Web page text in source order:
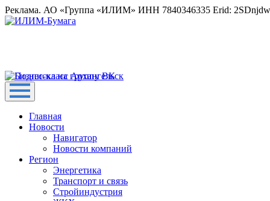
Реклама. АО «Группа «ИЛИМ» ИНН 7840346335 Erid:
Главная
Новости
Навигатор
Новости компаний
Регион
Энергетика
Транспорт и связь
Стройиндустрия